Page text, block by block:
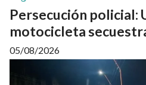
Persecución policial:
motocicleta
05/08/2026